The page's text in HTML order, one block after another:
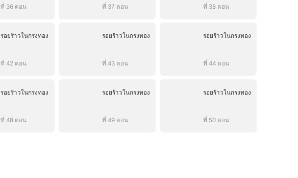
ที่ 36 ตอน ที่ 37 ตอน ที่ 38 ตอน
รอยร้าวในกรงทอง
ที่ 42 ตอน
รอยร้าวในกรงทอง
ที่ 43 ตอน
รอยร้าวในกรงทอง
ที่ 44 ตอน
รอยร้าวในกรงทอง
ที่ 48 ตอน
รอยร้าวในกรงทอง
ที่ 49 ตอน
รอยร้าวในกรงทอง
ที่ 50 ตอน